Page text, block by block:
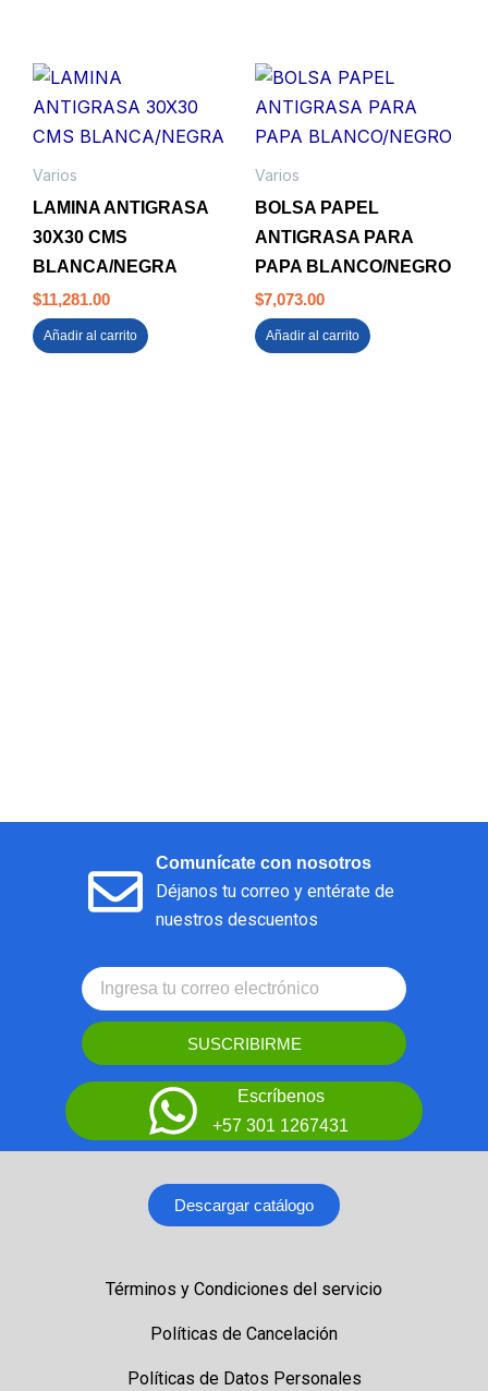
Varios
LAMINA ANTIGRASA
30X30 CMS
BLANCA/NEGRA
$11,281.00
Añadir al carrito
Varios
BOLSA PAPEL
ANTIGRASA PARA
PAPA BLANCO/NEGRO
$7,073.00
Añadir al carrito
Comunícate con nosotros
Déjanos tu correo y entérate de
nuestros descuentos
SUSCRIBIRME
Escríbenos
+57 301 1267431
Descargar catálogo
Términos y Condiciones del servicio
Políticas de Cancelación
Políticas de Datos Personales